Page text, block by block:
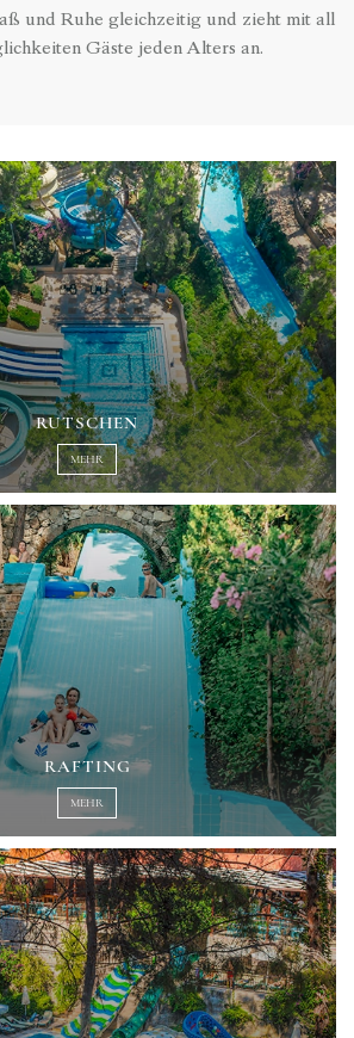
und Ruhe gleichzeitig und zieht mit all
Gäste jeden Alters an.
RUTSCHEN
MEHR
RAFTING
MEHR